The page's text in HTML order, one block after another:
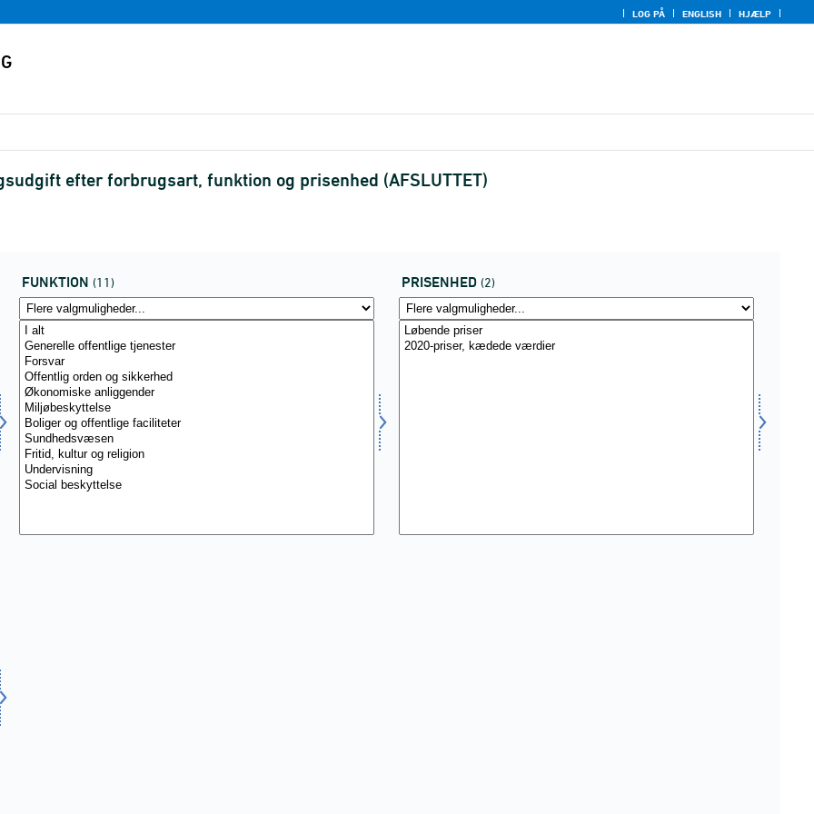
LOG PÅ ENGLISH HJÆLP
efter forbrugsart, funktion og prisenhed (AFSLUTTET)
FUNKTION (11) PRISENHED (2)